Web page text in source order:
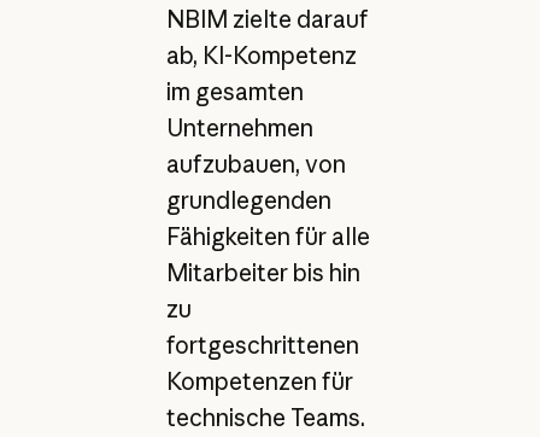
NBIM zielte darauf
ab, KI-Kompetenz
im gesamten
Unternehmen
aufzubauen, von
grundlegenden
Fähigkeiten für alle
Mitarbeiter bis hin
zu
fortgeschrittenen
Kompetenzen für
technische Teams.